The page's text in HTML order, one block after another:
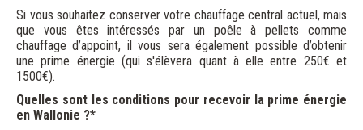
Si vous souhaitez conserver votre chauffage central actuel, mais
que vous êtes intéressés par un poêle à pellets comme
chauffage d’appoint, il vous sera également possible d’obtenir
une prime énergie (qui s'élèvera quant à elle entre 250€ et
1500€).
Quelles sont les conditions pour recevoir la prime énergie
en Wallonie ?*